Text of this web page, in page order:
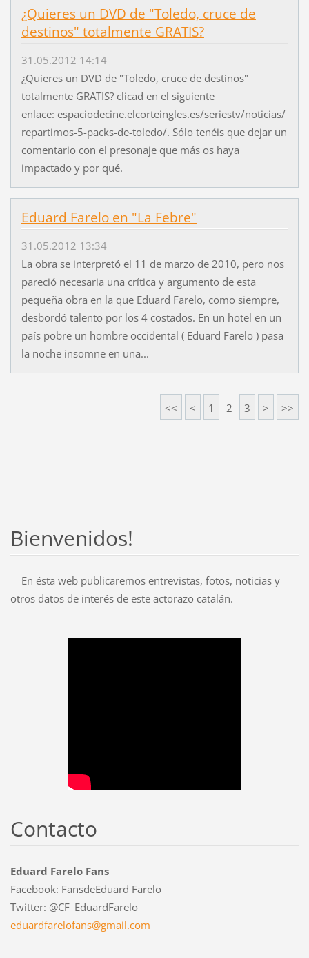
¿Quieres un DVD de "Toledo, cruce de
destinos" totalmente GRATIS?
31.05.2012 14:14
¿Quieres un DVD de "Toledo, cruce de destinos"
totalmente GRATIS? clicad en el siguiente
enlace: espaciodecine.elcorteingles.es/seriestv/noticias/
repartimos-5-packs-de-toledo/. Sólo tenéis que dejar un
comentario con el presonaje que más os haya
impactado y por qué.
Eduard Farelo en "La Febre"
31.05.2012 13:34
La obra se interpretó el 11 de marzo de 2010, pero nos
pareció necesaria una crítica y argumento de esta
pequeña obra en la que Eduard Farelo, como siempre,
desbordó talento por los 4 costados. En un hotel en un
país pobre un hombre occidental ( Eduard Farelo ) pasa
la noche insomne en una...
<< < 1 2 3 > >>
Bienvenidos!
En ésta web publicaremos entrevistas, fotos, noticias y
otros datos de interés de este actorazo catalán.
Contacto
Eduard Farelo Fans
Facebook: FansdeEduard Farelo
Twitter: @CF_EduardFarelo
eduardfarelofans@gmail.com